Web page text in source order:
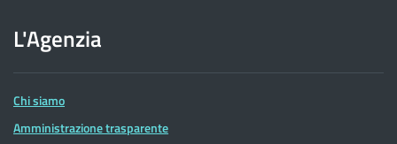
dell'Agenzia
delle
Entrate
L'Agenzia
Chi siamo
Amministrazione trasparente